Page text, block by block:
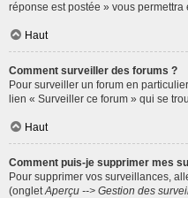
réponse est postée » vous
Haut
Comment surveiller des forums ?
Pour surveiller un forum en
lien « Surveiller ce forum » qui se
Haut
Comment puis-je supprimer mes
Pour supprimer vos surveillances,
(ongletAperçu --> Gestion des